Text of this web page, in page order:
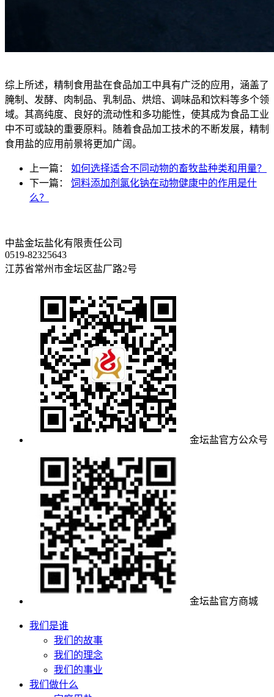
综上所述，精制食用盐在食品加工中具有广泛的应用，涵盖了
腌制、发酵、肉制品、乳制品、烘焙、调味品和饮料等多个领
域。其高纯度、良好的流动性和多功能性，使其成为食品工业
中不可或缺的重要原料。随着食品加工技术的不断发展，精制
食用盐的应用前景将更加广阔。
上一篇： 如何选择适合不同动物的畜牧盐种类和用量？
下一篇： 饲料添加剂氯化钠在动物健康中的作用是什
么？
中盐金坛盐化有限责任公司
0519-82325643
江苏省常州市金坛区盐厂路2号
金坛盐官方公众号
金坛盐官方商城
我们是谁
我们的故事
我们的理念
我们的事业
我们做什么